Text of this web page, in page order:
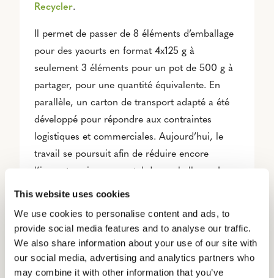
This website uses cookies
We use cookies to personalise content and ads, to
provide social media features and to analyse our traffic.
We also share information about your use of our site with
our social media, advertising and analytics partners who
may combine it with other information that you’ve
Recycler.
Il permet de passer de 8 éléments d’emballage
pour des yaourts en format 4x125 g à
seulement 3 éléments pour un pot de 500 g à
partager, pour une quantité équivalente. En
parallèle, un carton de transport adapté a été
développé pour répondre aux contraintes
logistiques et commerciales. Aujourd’hui, le
travail se poursuit afin de réduire encore
l’impact environnemental des emballages. Les
premiers résultats sont déjà significatifs, avec
78,1 %*pour le pot + opercule +
couvercle de 500 g
79,2 %*
pour le pot + opercule +